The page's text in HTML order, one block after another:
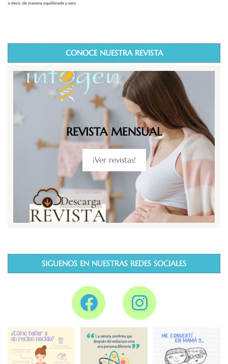
CONOCE NUESTRA REVISTA
REVISTA MENSUAL
¡Ver revistas!
SIGUENOS EN NUESTRAS REDES SOCIALES